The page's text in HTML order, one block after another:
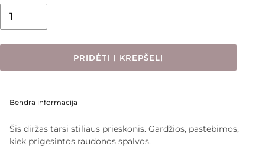
PRIDĖTI Į KREPŠELĮ
pridedama
krepšelį
Bendra informacija
Šis diržas tarsi stiliaus prieskonis. Gardžios, pastebimos,
kiek prigesintos raudonos spalvos.